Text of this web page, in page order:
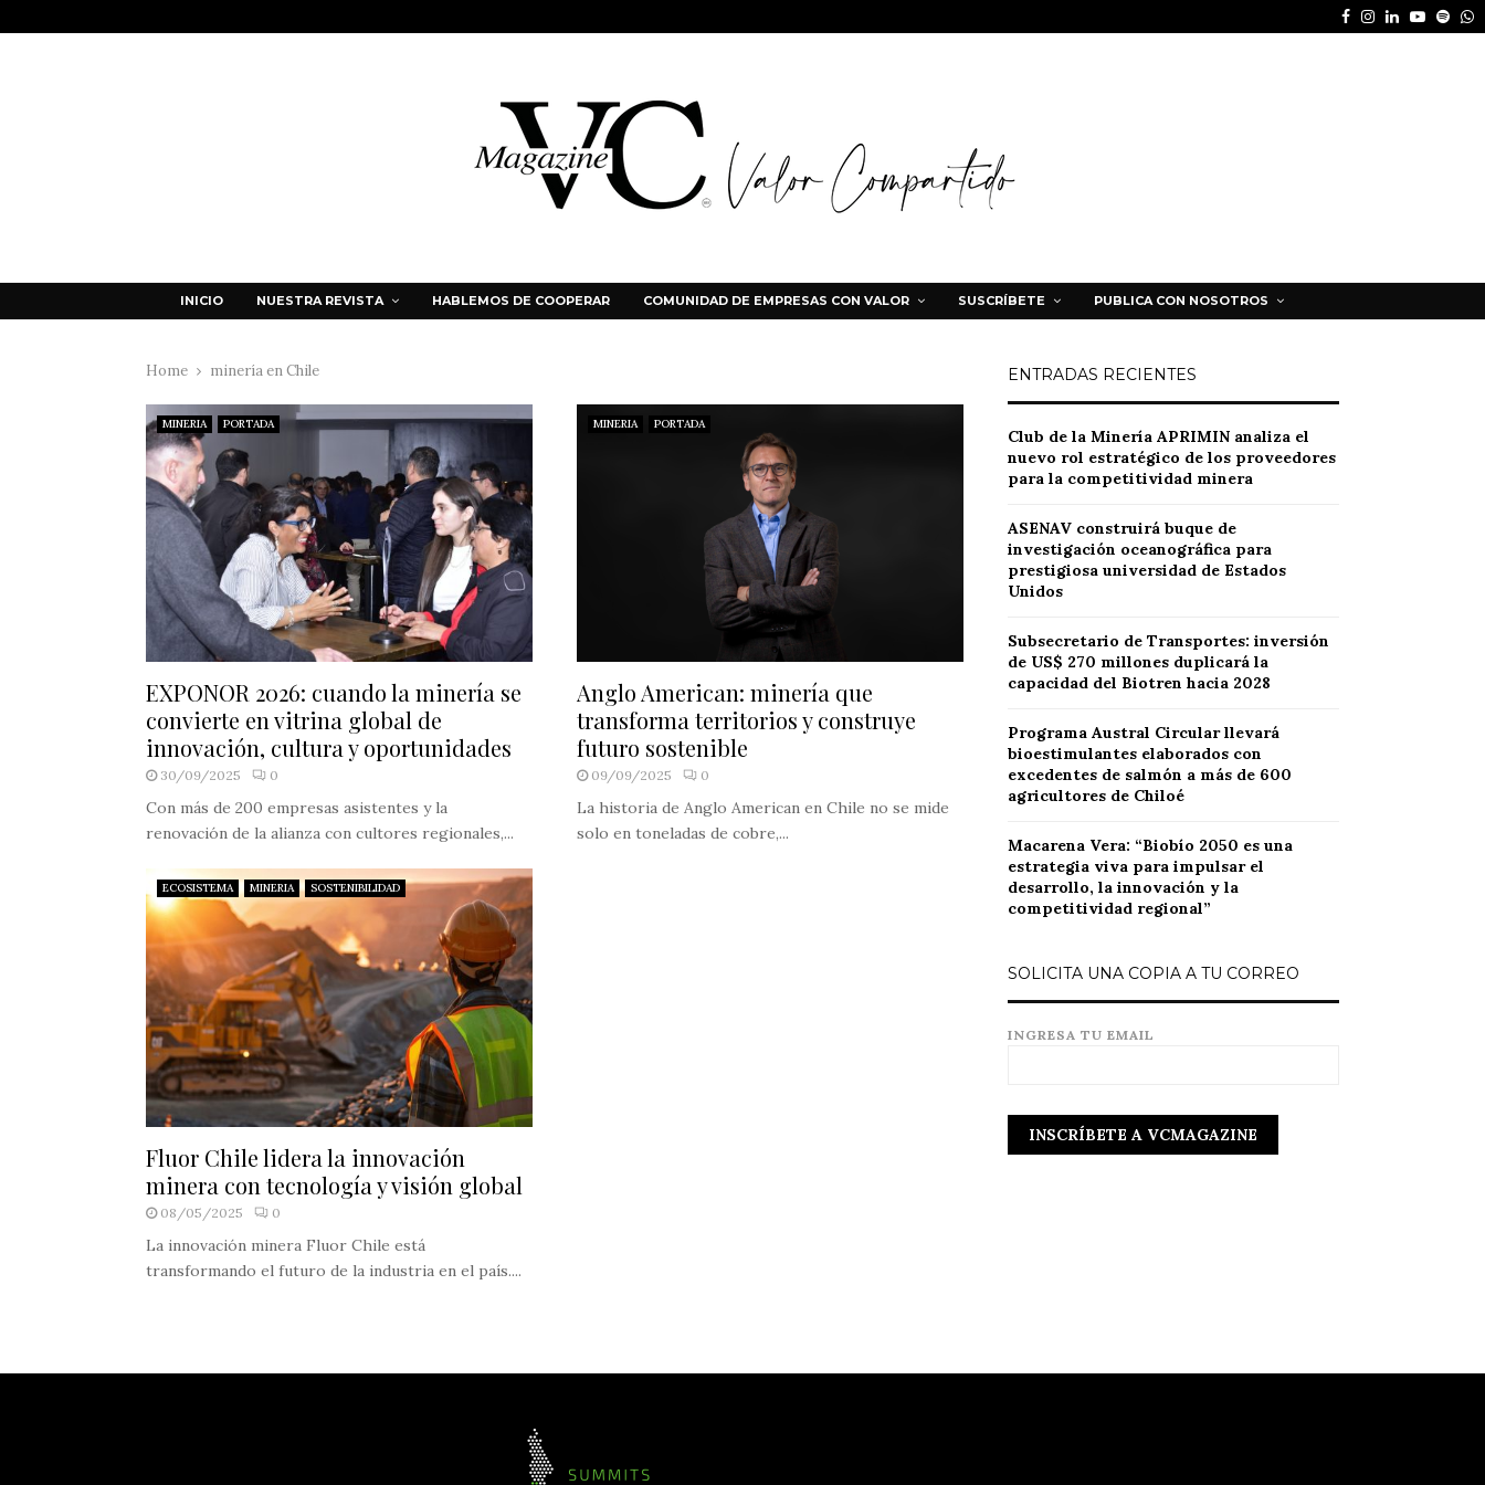
Facebook
Instagram
LinkedinYoutube
INICIO NUESTRA REVISTA HABLEMOS DE COOPERAR COMUNIDAD DE EMPRESAS CON VALOR SUSCRÍBETE PUBLICA CON NOSOTROS
Home minería en Chile
MINERIA PORTADA
EXPONOR 2026: cuando la minería se
convierte en vitrina global de
innovación, cultura y oportunidades
30/09/2025 0
Con más de 200 empresas asistentes y la
renovación de la alianza con cultores regionales,...
MINERIA PORTADA
Anglo American: minería que
transforma territorios y construye
futuro sostenible
09/09/2025 0
La historia de Anglo American en Chile no se mide
solo en toneladas de cobre,...
ECOSISTEMA MINERIA SOSTENIBILIDAD
Fluor Chile lidera la innovación
minera con tecnología y visión global
08/05/2025 0
La innovación minera Fluor Chile está
transformando el futuro de la industria en el país....
ENTRADAS RECIENTES
Club de la Minería APRIMIN analiza el
nuevo rol estratégico de los proveedores
para la competitividad minera
ASENAV construirá buque de
investigación oceanográfica para
prestigiosa universidad de Estados
Unidos
Subsecretario de Transportes: inversión
de US$ 270 millones duplicará la
capacidad del Biotren hacia 2028
Programa Austral Circular llevará
bioestimulantes elaborados con
excedentes de salmón a más de 600
agricultores de Chiloé
Macarena Vera: “Biobío 2050 es una
estrategia viva para impulsar el
desarrollo, la innovación y la
competitividad regional”
SOLICITA UNA COPIA A TU CORREO
INGRESA TU EMAIL